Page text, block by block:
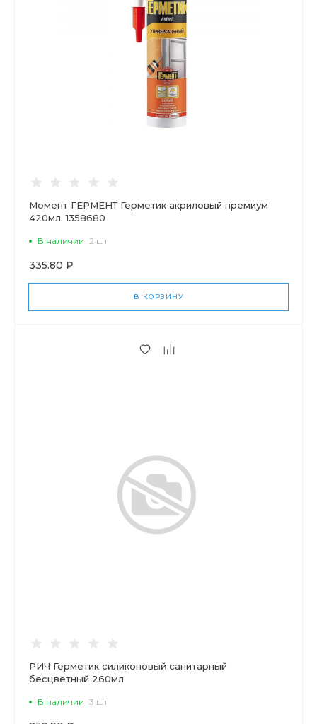
Момент ГЕРМЕНТ Герметик акриловый премиум
420мл. 1358680
В наличии 2 шт
335.80 ₽
В КОРЗИНУ
РИЧ Герметик силиконовый санитарный
бесцветный 260мл
В наличии 3 шт